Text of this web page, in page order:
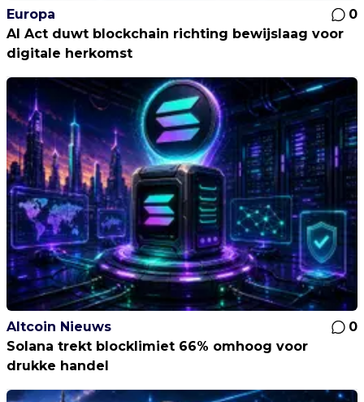
Europa
0
AI Act duwt blockchain richting bewijslaag voor
digitale herkomst
Altcoin Nieuws
0
Solana trekt blocklimiet 66% omhoog voor
drukke handel